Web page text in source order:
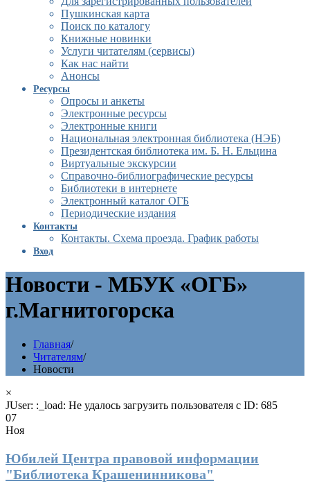
Пушкинская карта
Поиск по каталогу
Книжные новинки
Услуги читателям (сервисы)
Как нас найти
Анонсы
Ресурсы
Опросы и анкеты
Электронные ресурсы
Электронные книги
Национальная электронная библиотека (НЭБ)
Президентская библиотека им. Б. Н. Ельцина
Виртуальные экскурсии
Справочно-библиографические ресурсы
Библиотеки в интернете
Электронный каталог ОГБ
Периодические издания
Контакты
Контакты. Схема проезда. График работы
Вход
Новости - МБУК «ОГБ»
г.Магнитогорска
Главная/
Читателям/
Новости
×
JUser: :_load: Не удалось загрузить пользователя с ID: 685
07
Ноя
Юбилей Центра правовой информации
"Библиотека Крашенинникова"